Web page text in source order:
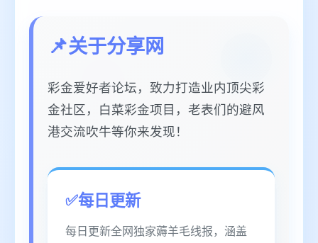
关于分享网
彩金爱好者论坛，致力打造业内顶尖彩
金社区，白菜彩金项目，老表们的避风
港交流吹牛等你来发现！
每日更新
每日更新全网独家薅羊毛线报，涵盖